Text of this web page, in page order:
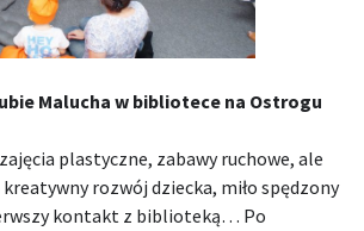
Malucha w bibliotece na Ostrogu
plastyczne, zabawy ruchowe, ale
rozwój dziecka, miło spędzony
kontakt z biblioteką… Po